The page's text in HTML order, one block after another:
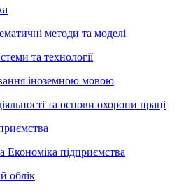
методи та моделі
та технології
іноземною мовою
та основи охорони праці
підприємства
облік